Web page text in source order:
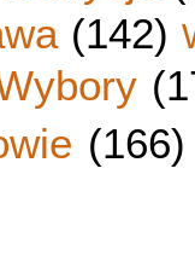
(142)
(166)